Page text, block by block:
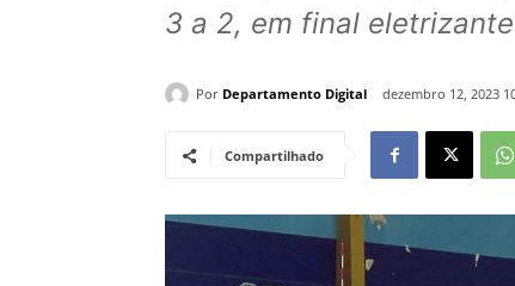
3 a 2, em final
Por Departamento Digital dezembro 12, 2023
Compartilhado